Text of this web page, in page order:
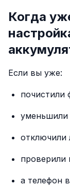
Когда
Если вы уже:
почистили
уменьшили
отключили
проверили
а телефон